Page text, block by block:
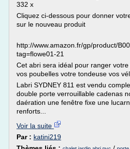
332 x
Cliquez ci-dessous pour donner
sur le nouveau produit
http://www.amazon.fr/gp/product/
tag=flowe01-21
Cet abri sera idéal pour ranger
vos poubelles votre tondeuse vos
Labri SYDNEY 811 est vendu
double porte verrouillable cadenas
daération une fenêtre fixe une
renforts...
Voir la suite
Par : katini219